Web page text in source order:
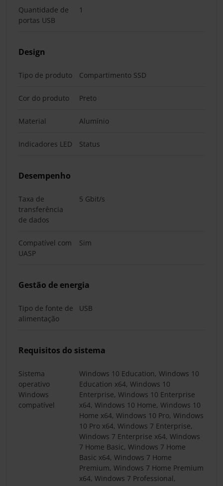
Quantidade de
portas USB
1
Design
Tipo de produto Compartimento SSD
Cor do produto Preto
Material Alumínio
Indicadores LED Status
Desempenho
Taxa de
transferência
de dados
5 Gbit/s
Compatível com
UASP
Sim
Gestão de energia
Tipo de fonte de
alimentação
USB
Requisitos do sistema
Sistema
operativo
Windows
compatível
Windows 10 Education, Windows 10
Education x64, Windows 10
Enterprise, Windows 10 Enterprise
x64, Windows 10 Home, Windows 10
Home x64, Windows 10 Pro, Windows
10 Pro x64, Windows 7 Enterprise,
Windows 7 Enterprise x64, Windows
7 Home Basic, Windows 7 Home
Basic x64, Windows 7 Home
Premium, Windows 7 Home Premium
x64, Windows 7 Professional,